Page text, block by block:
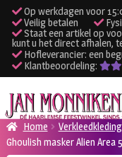
Op werkdagen voor
Veilig betalen
Staat een artikel op
kunt u het direct afhalen,
Hofleverancier: een
Klantbeoordeling:
Ga
door
naar
navigatie
Ga
naar
de
inhoudVerhuur kleding
Home
Ghoulish masker Alien Area